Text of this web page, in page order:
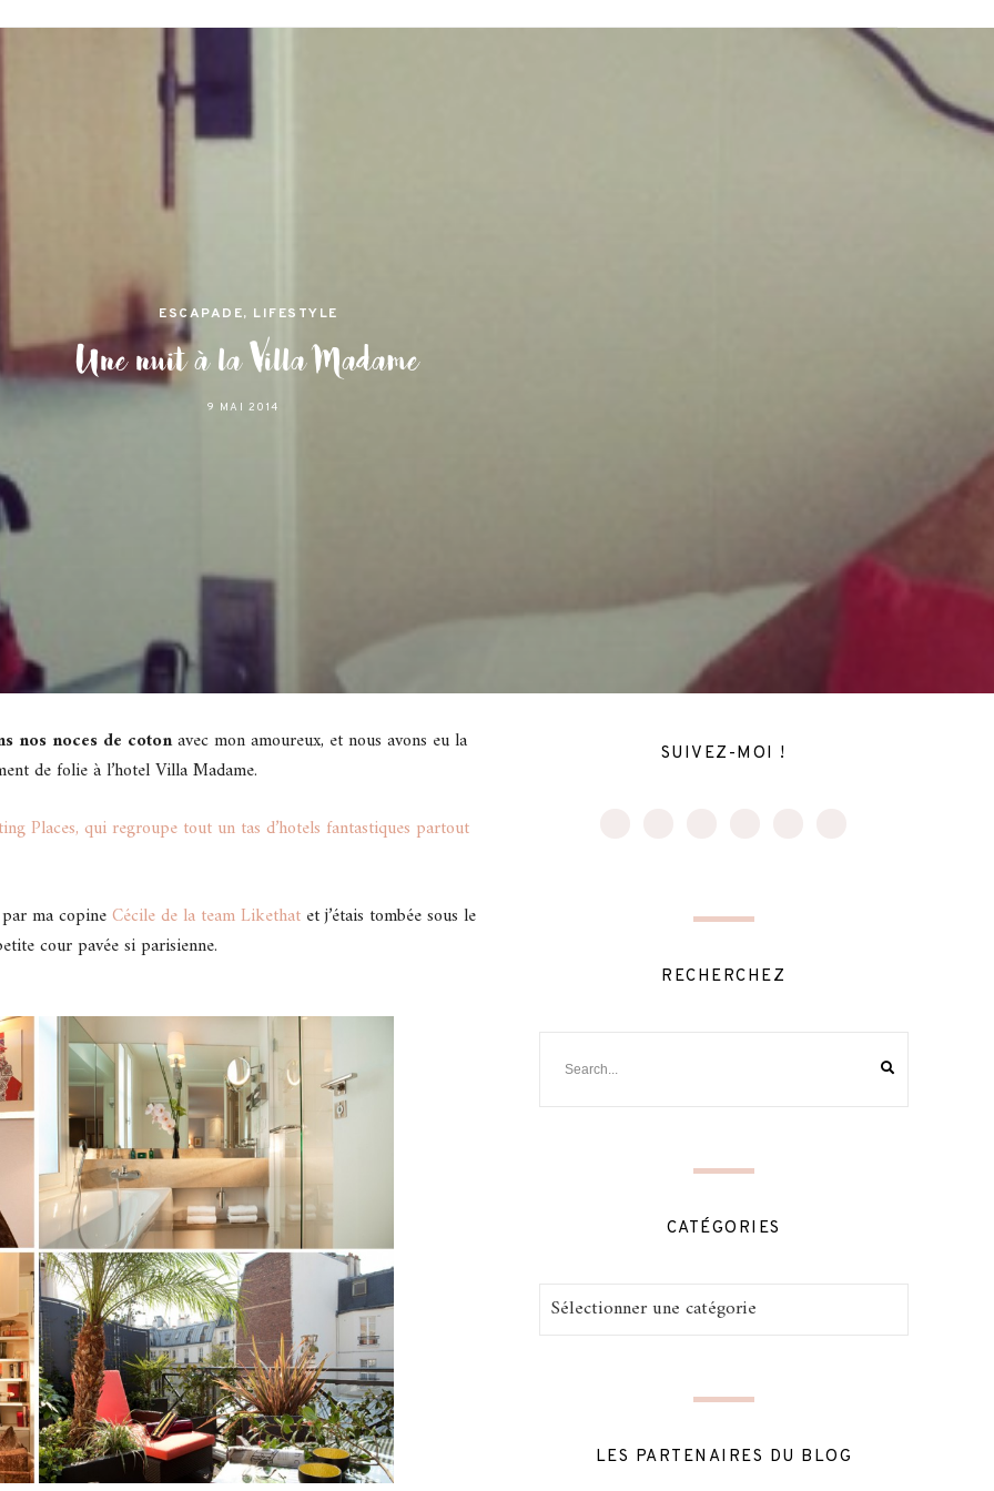
ESCAPADE, LIFESTYLE
Une nuit à la Villa Madame
9 MAI 2014
nos noces de cotonavec mon amoureux, et nous avons eu la
de folie à l’hotel Villa Madame.
Places, qui regroupe tout un tas d’hotels fantastiques partout
ma copineCécile de la team Likethat et j’étais tombée sous le
cour pavée si parisienne.
SUIVEZ-MOI !
RECHERCHEZ
CATÉGORIES
Catégories
LES PARTENAIRES DU BLOG